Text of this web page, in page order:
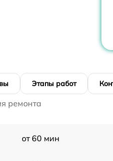
Этапы работ
ремонта
от 60 мин